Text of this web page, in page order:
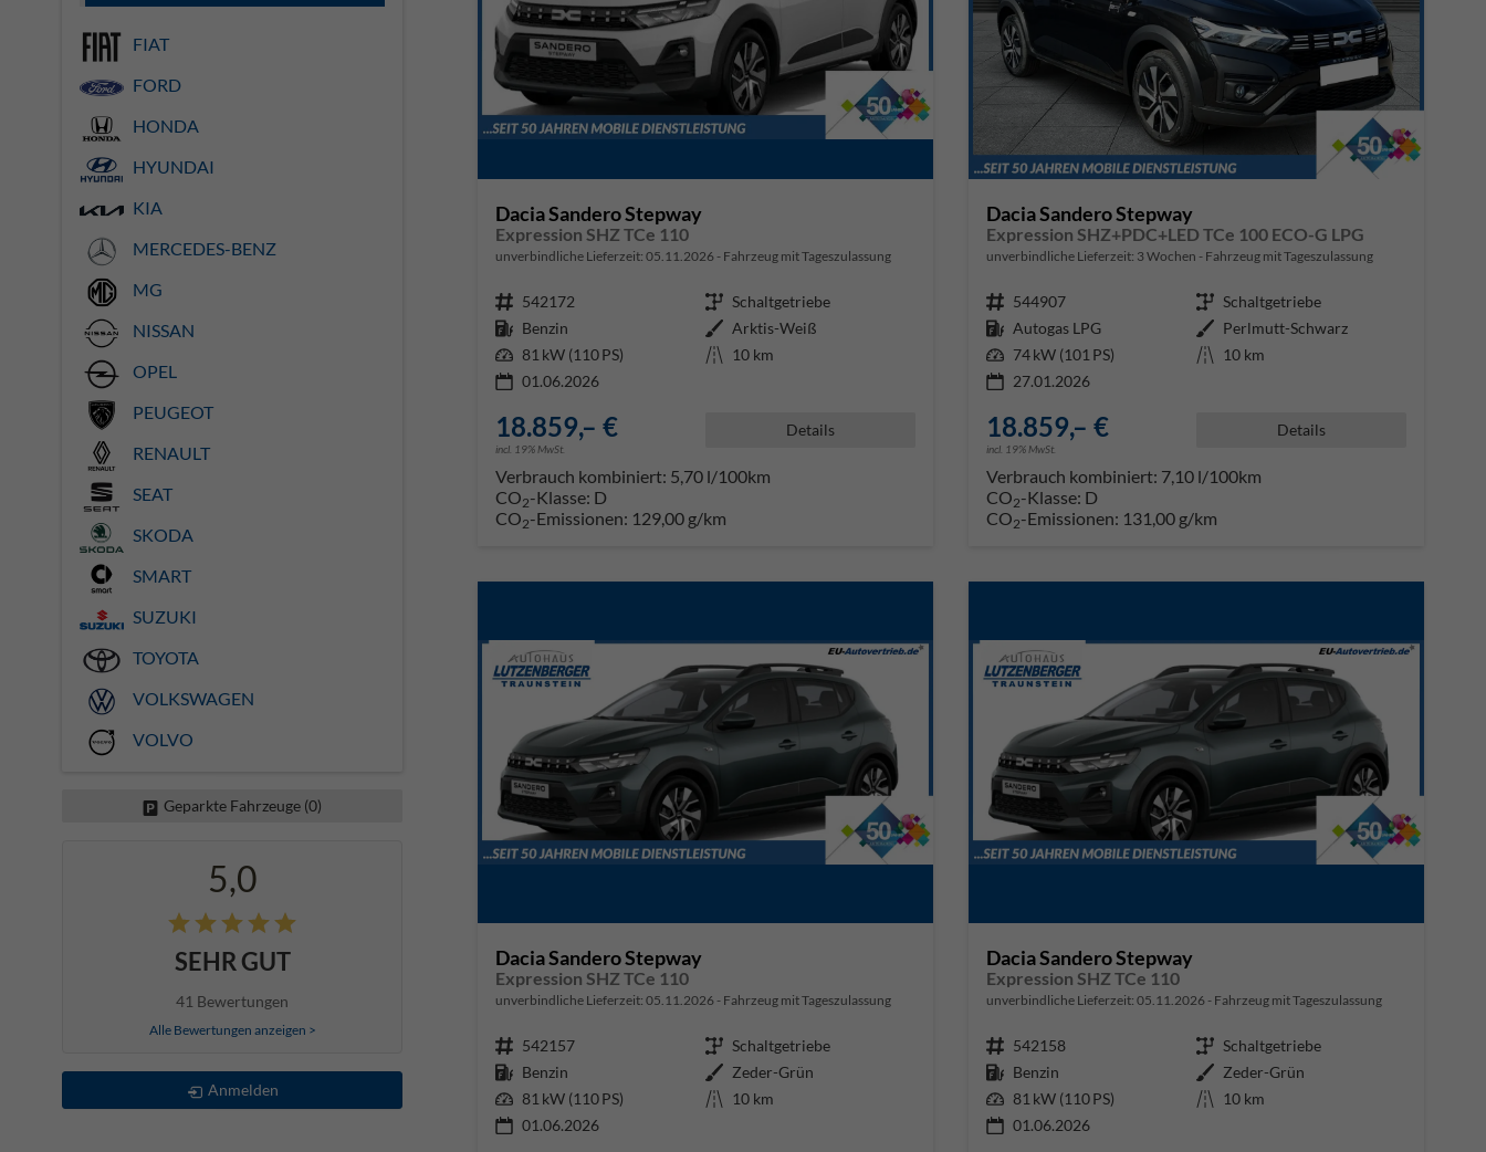
Dacia Sandero Stepway
Expression SHZ TCe 110
unverbindliche Lieferzeit: 05.11.2026 Fahrzeug mit Tageszulassung
Fahrzeugnr. 542172 Getriebe Schaltgetriebe
Kraftstoff Benzin Außenfarbe Arktis-Weiß
Leistung 81 kW (110 PS) Kilometerstand 10 km
01.06.2026
18.859,– €
incl. 19% MwSt.
Details
Verbrauch kombiniert: 5,70 l/100km
CO2-Klasse: D
CO2-Emissionen: 129,00 g/km
Dacia Sandero Stepway
Expression SHZ+PDC+LED TCe 100 ECO-G LPG
unverbindliche Lieferzeit: 3 Wochen Fahrzeug mit Tageszulassung
Fahrzeugnr. 544907 Getriebe Schaltgetriebe
Kraftstoff Autogas LPG Außenfarbe Perlmutt-Schwarz
Leistung 74 kW (101 PS) Kilometerstand 10 km
27.01.2026
18.859,– €
incl. 19% MwSt.
Details
Verbrauch kombiniert: 7,10 l/100km
CO2-Klasse: D
CO2-Emissionen: 131,00 g/km
Dacia Sandero Stepway
Expression SHZ TCe 110
unverbindliche Lieferzeit: 05.11.2026 Fahrzeug mit Tageszulassung
Fahrzeugnr. 542157 Getriebe Schaltgetriebe
Kraftstoff Benzin Außenfarbe Zeder-Grün
Leistung 81 kW (110 PS) Kilometerstand 10 km
01.06.2026
Dacia Sandero Stepway
Expression SHZ TCe 110
unverbindliche Lieferzeit: 05.11.2026 Fahrzeug mit Tageszulassung
Fahrzeugnr. 542158 Getriebe Schaltgetriebe
Kraftstoff Benzin Außenfarbe Zeder-Grün
Leistung 81 kW (110 PS) Kilometerstand 10 km
01.06.2026
FIAT
FORD
HONDA
HYUNDAI
KIA
MERCEDES-BENZ
MG
NISSAN
OPEL
PEUGEOT
RENAULT
SEAT
SKODA
SMART
SUZUKI
TOYOTA
VOLKSWAGEN
VOLVO
Geparkte Fahrzeuge (0)
5,0
SEHR GUT
41 Bewertungen
Alle Bewertungen anzeigen >
Anmelden